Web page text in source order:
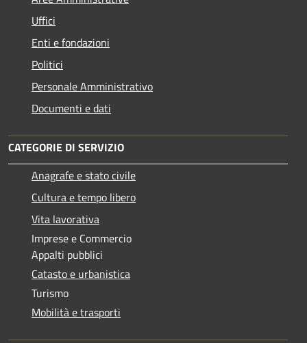
Uffici
Enti e fondazioni
Politici
Personale Amministrativo
Documenti e dati
CATEGORIE DI SERVIZIO
Anagrafe e stato civile
Cultura e tempo libero
Vita lavorativa
Imprese e Commercio
Appalti pubblici
Catasto e urbanistica
Turismo
Mobilità e trasporti